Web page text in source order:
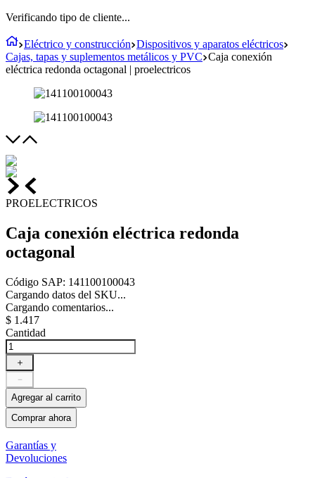
Verificando tipo de cliente...
Eléctrico y construcción Dispositivos y aparatos eléctricos
Cajas, tapas y suplementos metálicos y PVC Caja conexión
eléctrica redonda octagonal | proelectricos
PROELECTRICOS
Caja conexión eléctrica redonda
octagonal
Código SAP: 141100100043
Cargando datos del SKU...
Cargando comentarios...
$ 1 .417
Cantidad
＋
－
Agregar al carrito
Comprar ahora
Garantías y
Devoluciones